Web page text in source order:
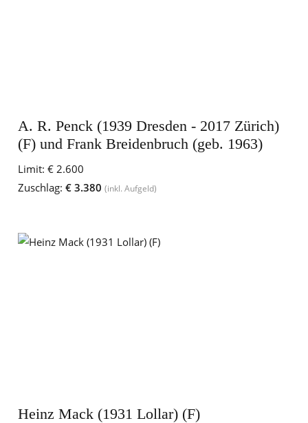
A. R. Penck (1939 Dresden - 2017 Zürich)
(F) und Frank Breidenbruch (geb. 1963)
Limit: € 2.600
Zuschlag: € 3.380 (inkl. Aufgeld)
Heinz Mack (1931 Lollar) (F)